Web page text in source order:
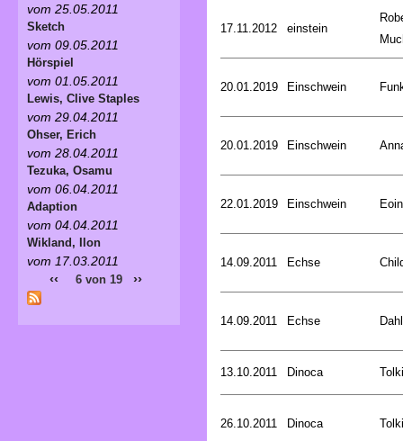
17.11.2012 einstein
20.01.2019 Einschwein
20.01.2019 Einschwein
22.01.2019 Einschwein
14.09.2011 Echse
14.09.2011 Echse
13.10.2011 Dinoca
26.10.2011 Dinoca
vom 25.05.2011
Sketch
vom 09.05.2011
Hörspiel
vom 01.05.2011
Lewis, Clive Staples
vom 29.04.2011
Ohser, Erich
vom 28.04.2011
Tezuka, Osamu
vom 06.04.2011
Adaption
vom 04.04.2011
Wikland, Ilon
vom 17.03.2011
‹‹ 6 von 19 ››